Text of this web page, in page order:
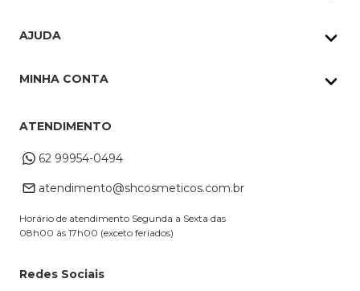
Pedidos Whatsapp
Cupons
AJUDA
Troca e Devoluções
Dúvidas Frequentes
MINHA CONTA
Alterar Cadastro
ATENDIMENTO
62 99954-0494
atendimento@shcosmeticos.com.br
Horário de atendimento Segunda a Sexta das
08h00 às 17h00 (exceto feriados)
Redes Sociais